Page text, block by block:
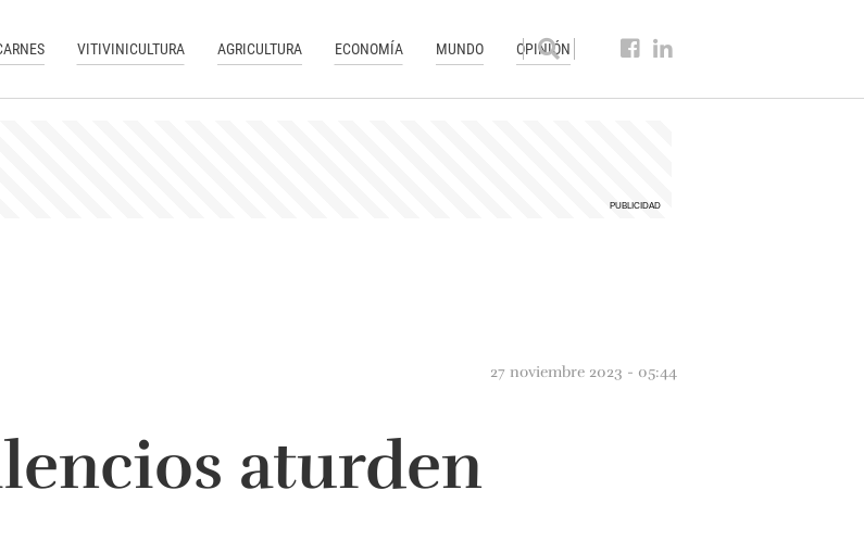
VITIVINICULTURA AGRICULTURA ECONOMÍA MUNDO OPINIÓN
27 noviembre 2023 - 05:44
aturden